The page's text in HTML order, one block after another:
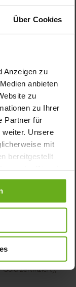
Über Cookies
Anzeigen zu
anbieten
zu
zu Ihrer
Partner für
weiter. Unsere
mit
bereitgestellt
Statement – mit
durch eine
Applikationen
4-Punkt-Sohle
–
Futter aus
die Haut, ist
Korkfußbett
Einlagen. GERDA
(Tencel),
Gold zertifiziert),